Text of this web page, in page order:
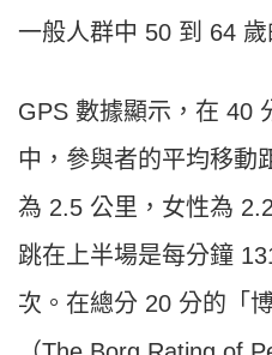
一般人群中 50 到 64 歲
GPS 數據顯示，在 40
中，參與者的平均移動
為 2.5 公里，女性為
跳在上半場是每分鐘
次。在總分 20 分的「